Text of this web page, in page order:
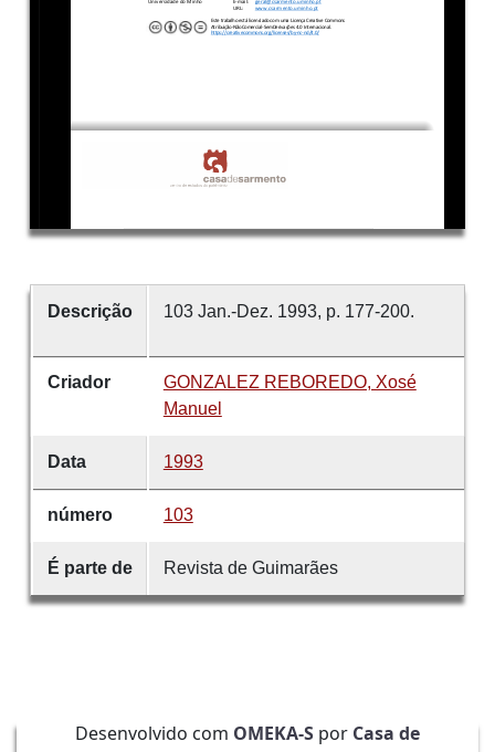
Descrição 103 Jan.-Dez. 1993, p. 177-200.
Criador
GONZALEZ REBOREDO, Xosé
Manuel
Data 1993
número 103
É parte de Revista de Guimarães
Desenvolvido com OMEKA-S por Casa de